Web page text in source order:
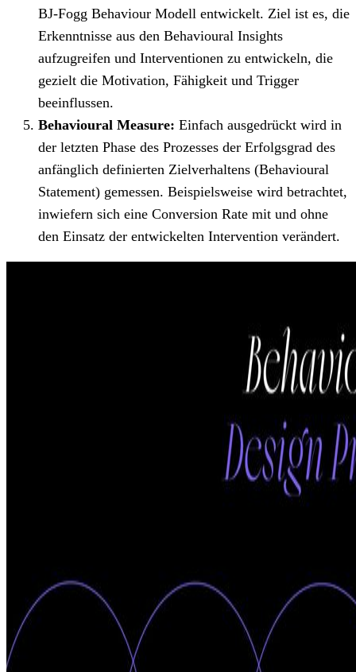
BJ-Fogg Behaviour Modell entwickelt. Ziel ist es, die
Erkenntnisse aus den Behavioural Insights
aufzugreifen und Interventionen zu entwickeln, die
gezielt die Motivation, Fähigkeit und Trigger
beeinflussen.
Behavioural Measure: Einfach ausgedrückt wird in
der letzten Phase des Prozesses der Erfolgsgrad des
anfänglich definierten Zielverhaltens (Behavioural
Statement) gemessen. Beispielsweise wird betrachtet,
inwiefern sich eine Conversion Rate mit und ohne
den Einsatz der entwickelten Intervention verändert.